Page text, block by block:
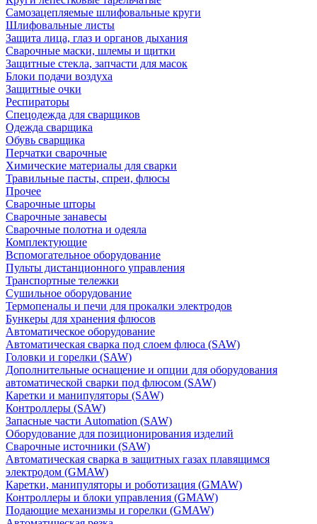
Самозацепляемые шлифовальные круги
Шлифовальные листы
Защита лица, глаз и органов дыхания
Сварочные маски, шлемы и щитки
Защитные стекла, запчасти для масок
Блоки подачи воздуха
Защитные очки
Респираторы
Спецодежда для сварщиков
Одежда сварщика
Обувь сварщика
Перчатки сварочные
Химические материалы для сварки
Травильные пасты, спреи, флюсы
Прочее
Сварочные шторы
Сварочные занавесы
Сварочные полотна и одеяла
Комплектующие
Вспомогательное оборудование
Пульты дистанционного управления
Транспортные тележки
Сушильное оборудование
Термопеналы и печи для прокалки электродов
Бункеры для хранения флюсов
Автоматическое оборудование
Автоматическая сварка под слоем флюса (SAW)
Головки и горелки (SAW)
Дополнительные оснащение и опции для оборудования
автоматической сварки под флюсом (SAW)
Каретки и манипуляторы (SAW)
Контроллеры (SAW)
Запасные части Automation (SAW)
Оборудование для позиционирования изделий
Сварочные источники (SAW)
Автоматическая сварка в защитных газах плавящимся
электродом (GMAW)
Каретки, манипуляторы и роботизация (GMAW)
Контроллеры и блоки управления (GMAW)
Подающие механизмы и горелки (GMAW)